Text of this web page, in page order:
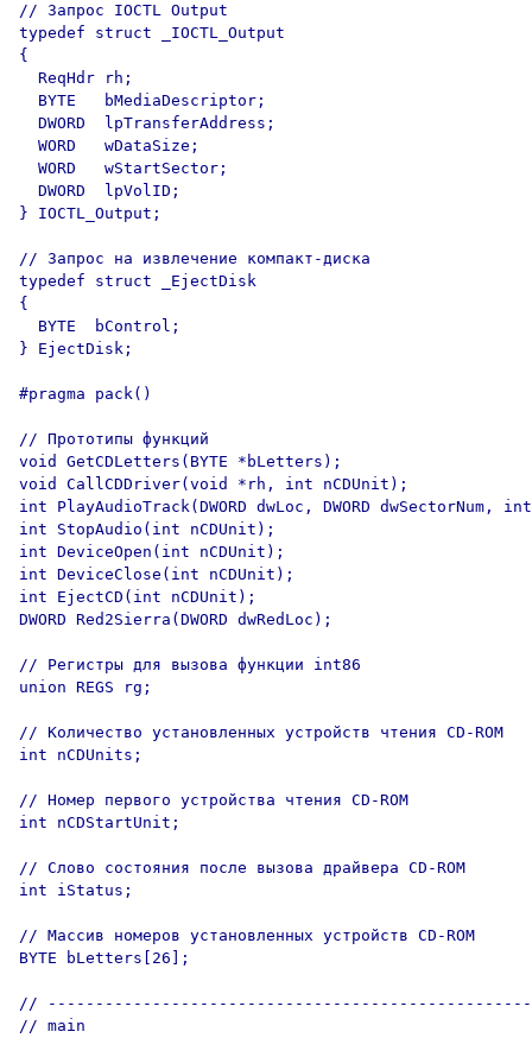
// Запрос IOCTL Output
typedef struct _IOCTL_Output
{
  ReqHdr rh;
  BYTE   bMediaDescriptor;
  DWORD  lpTransferAddress;
  WORD   wDataSize;
  WORD   wStartSector;
  DWORD  lpVolID;
} IOCTL_Output;
// Запрос на извлечение компакт-диска
typedef struct _EjectDisk
{
  BYTE  bControl;
} EjectDisk;
#pragma pack()
// Прототипы функций
void GetCDLetters(BYTE *bLetters);
void CallCDDriver(void *rh, int nCDUnit);
int PlayAudioTrack(DWORD dwLoc, DWORD dwSectorNum,
int StopAudio(int nCDUnit);
int DeviceOpen(int nCDUnit);
int DeviceClose(int nCDUnit);
int EjectCD(int nCDUnit);
DWORD Red2Sierra(DWORD dwRedLoc);
// Регистры для вызова функции int86
union REGS rg;
// Количество установленных устройств чтения CD-ROM
int nCDUnits;
// Номер первого устройства чтения CD-ROM
int nCDStartUnit;
// Слово состояния после вызова драйвера CD-ROM
int iStatus;
// Массив номеров установленных устройств CD-ROM
BYTE bLetters[26];
// ---------------------------------------------------
// main